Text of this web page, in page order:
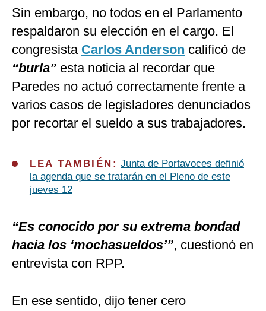
Sin embargo, no todos en el Parlamento
respaldaron su elección en el cargo. El
congresista Carlos Anderson calificó de
“burla” esta noticia al recordar que
Paredes no actuó correctamente frente a
varios casos de legisladores denunciados
por recortar el sueldo a sus trabajadores.
LEA TAMBIÉN: Junta de Portavoces definió
la agenda que se tratarán en el Pleno de este
jueves 12
“Es conocido por su extrema bondad
hacia los ‘mochasueldos’”, cuestionó en
entrevista con RPP.
En ese sentido, dijo tener cero